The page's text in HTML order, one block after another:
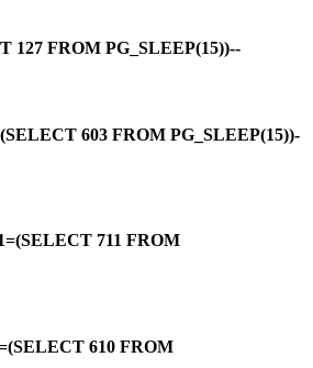
127 FROM PG_SLEEP(15))--
603 FROM PG_SLEEP(15))-
711 FROM
610 FROM